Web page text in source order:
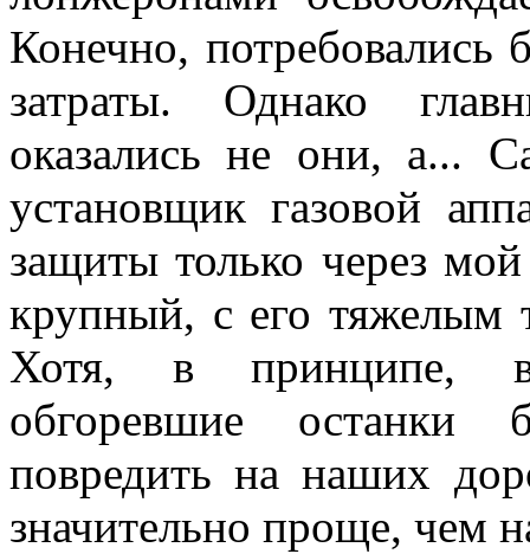
Конечно, потребовались
затраты. Однако
оказались не они, а...
установщик газовой
защиты только через
крупный, с его тяжелым
Хотя, в принципе,
обгоревшие
повредить на наших
значительно проще, чем